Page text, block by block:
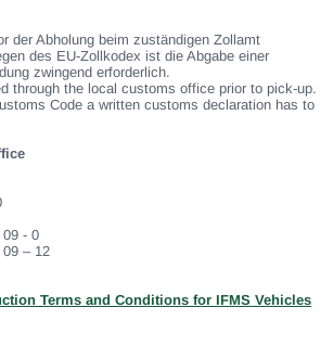
der Abholung beim zuständigen Zollamt
des EU-Zollkodex ist die Abgabe einer
zwingend erforderlich.
through the local customs office prior to pick-up.
Code a written customs declaration has to
- 0
– 12
Terms and Conditions for IFMS Vehicles